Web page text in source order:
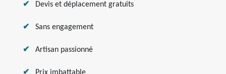
Devis et déplacement gratuits
Sans engagement
Artisan passionné